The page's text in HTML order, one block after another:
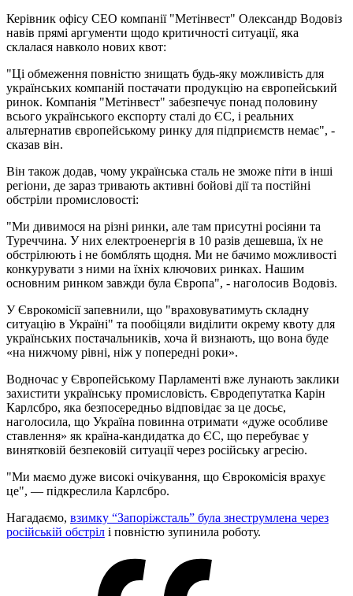
Керівник офісу CEO компанії "Метінвест" Олександр Водовіз
навів прямі аргументи щодо критичності ситуації, яка
склалася навколо нових квот:
"Ці обмеження повністю знищать будь-яку можливість для
українських компаній постачати продукцію на європейський
ринок. Компанія "Метінвест" забезпечує понад половину
всього українського експорту сталі до ЄС, і реальних
альтернатив європейському ринку для підприємств немає", -
сказав він.
Він також додав, чому українська сталь не зможе піти в інші
регіони, де зараз тривають активні бойові дії та постійні
обстріли промисловості:
"Ми дивимося на різні ринки, але там присутні росіяни та
Туреччина. У них електроенергія в 10 разів дешевша, їх не
обстрілюють і не бомблять щодня. Ми не бачимо можливості
конкурувати з ними на їхніх ключових ринках. Нашим
основним ринком завжди була Європа", - наголосив Водовіз.
У Єврокомісії запевнили, що "враховуватимуть складну
ситуацію в Україні" та пообіцяли виділити окрему квоту для
українських постачальників, хоча й визнають, що вона буде
«на нижчому рівні, ніж у попередні роки».
Водночас у Європейському Парламенті вже лунають заклики
захистити українську промисловість. Євродепутатка Карін
Карлсбро, яка безпосередньо відповідає за це досьє,
наголосила, що Україна повинна отримати «дуже особливе
ставлення» як країна-кандидатка до ЄС, що перебуває у
винятковій безпековій ситуації через російську агресію.
"Ми маємо дуже високі очікування, що Єврокомісія врахує
це", — підкреслила Карлсбро.
Нагадаємо, взимку “Запоріжсталь” була знеструмлена через
російській обстріл і повністю зупинила роботу.